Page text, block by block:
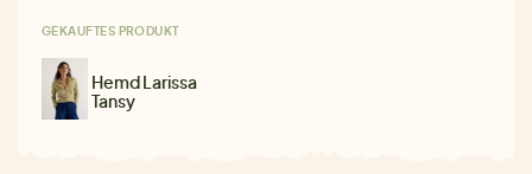
GEKAUFTES PRODUKT
Hemd Larissa
Tansy